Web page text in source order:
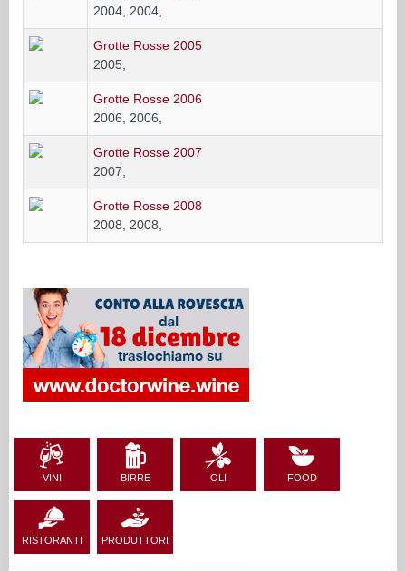
2004, 2004,
Grotte Rosse 2005
2005,
Grotte Rosse 2006
2006, 2006,
Grotte Rosse 2007
2007,
Grotte Rosse 2008
2008, 2008,
VINI BIRRE OLI FOOD
RISTORANTI PRODUTTORI